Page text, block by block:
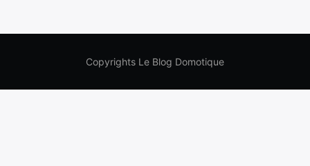
Copyrights Le Blog Domotique